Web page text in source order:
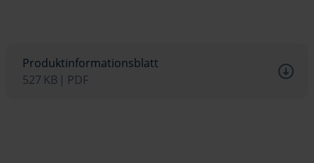
Produktinformationsblatt
527 KB | PDF